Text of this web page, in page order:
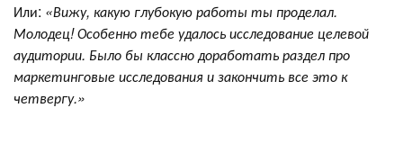
Или: «Вижу, какую глубокую работы ты проделал.
Молодец! Особенно тебе удалось исследование целевой
аудитории. Было бы классно доработать раздел про
маркетинговые исследования и закончить все это к
четвергу.»